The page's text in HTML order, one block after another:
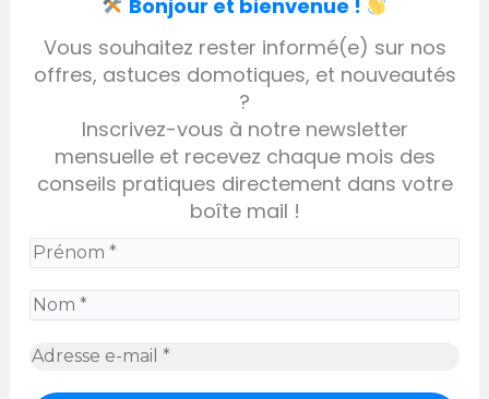
Bonjour et bienvenue !
Vous souhaitez rester informé(e) sur nos
offres, astuces domotiques, et nouveautés
?
Inscrivez-vous à notre newsletter
mensuelle et recevez chaque mois des
conseils pratiques directement dans votre
boîte mail !